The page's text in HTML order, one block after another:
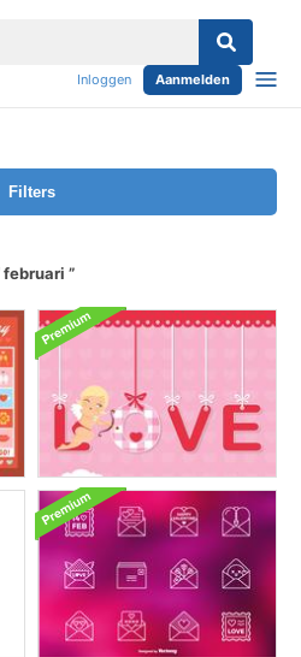
Inloggen Aanmelden
Filters
februari